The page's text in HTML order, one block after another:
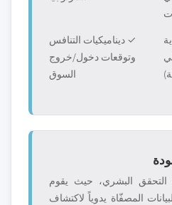
✓ ديناميكيات التنافس
وتوقعات دخول/خروج
السوق
التحقق البشري، حيث يقوم
المصفّاة يدوياً لاكتشاف